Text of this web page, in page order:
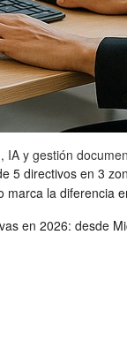
IA y gestión
directivos en 3
la diferencia
en 2026: desde